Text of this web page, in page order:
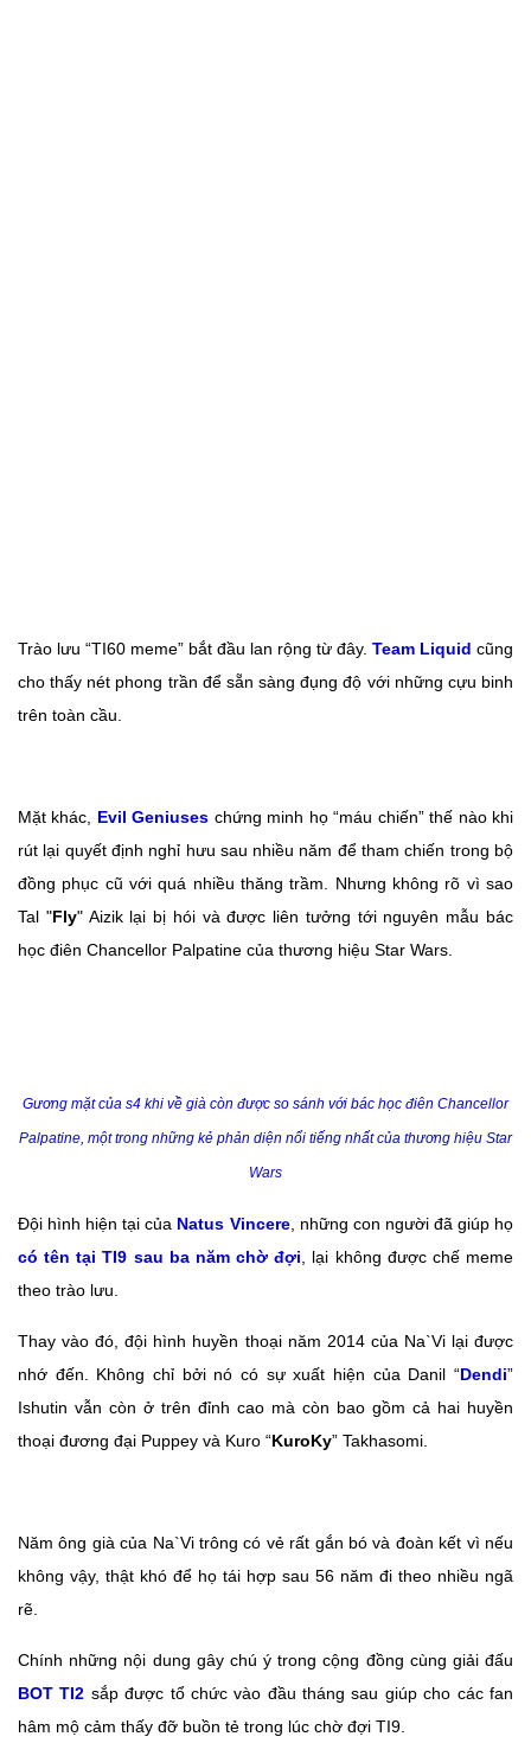
Trào lưu “TI60 meme” bắt đầu lan rộng từ đây. Team Liquid cũng
cho thấy nét phong trần để sẵn sàng đụng độ với những cựu binh
trên toàn cầu.
Mặt khác, Evil Geniuses chứng minh họ “máu chiến” thế nào khi
rút lại quyết định nghỉ hưu sau nhiều năm để tham chiến trong bộ
đồng phục cũ với quá nhiều thăng trầm. Nhưng không rõ vì sao
Tal "Fly" Aizik lại bị hói và được liên tưởng tới nguyên mẫu bác
học điên Chancellor Palpatine của thương hiệu Star Wars.
Gương mặt của s4 khi về già còn được so sánh với bác học điên Chancellor
Palpatine, một trong những kẻ phản diện nổi tiếng nhất của thương hiệu Star
Wars
Đội hình hiện tại của Natus Vincere, những con người đã giúp họ
có tên tại TI9 sau ba năm chờ đợi , lại không được chế meme
theo trào lưu.
Thay vào đó, đội hình huyền thoại năm 2014 của Na`Vi lại được
nhớ đến. Không chỉ bởi nó có sự xuất hiện của Danil “Dendi”
Ishutin vẫn còn ở trên đỉnh cao mà còn bao gồm cả hai huyền
thoại đương đại Puppey và Kuro “KuroKy” Takhasomi.
Năm ông già của Na`Vi trông có vẻ rất gắn bó và đoàn kết vì nếu
không vậy, thật khó để họ tái hợp sau 56 năm đi theo nhiều ngã
rẽ.
Chính những nội dung gây chú ý trong cộng đồng cùng giải đấu
BOT TI2 sắp được tổ chức vào đầu tháng sau giúp cho các fan
hâm mộ cảm thấy đỡ buồn tẻ trong lúc chờ đợi TI9.